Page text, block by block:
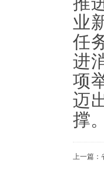
业
任
进
项
迈
撑。
上一篇：